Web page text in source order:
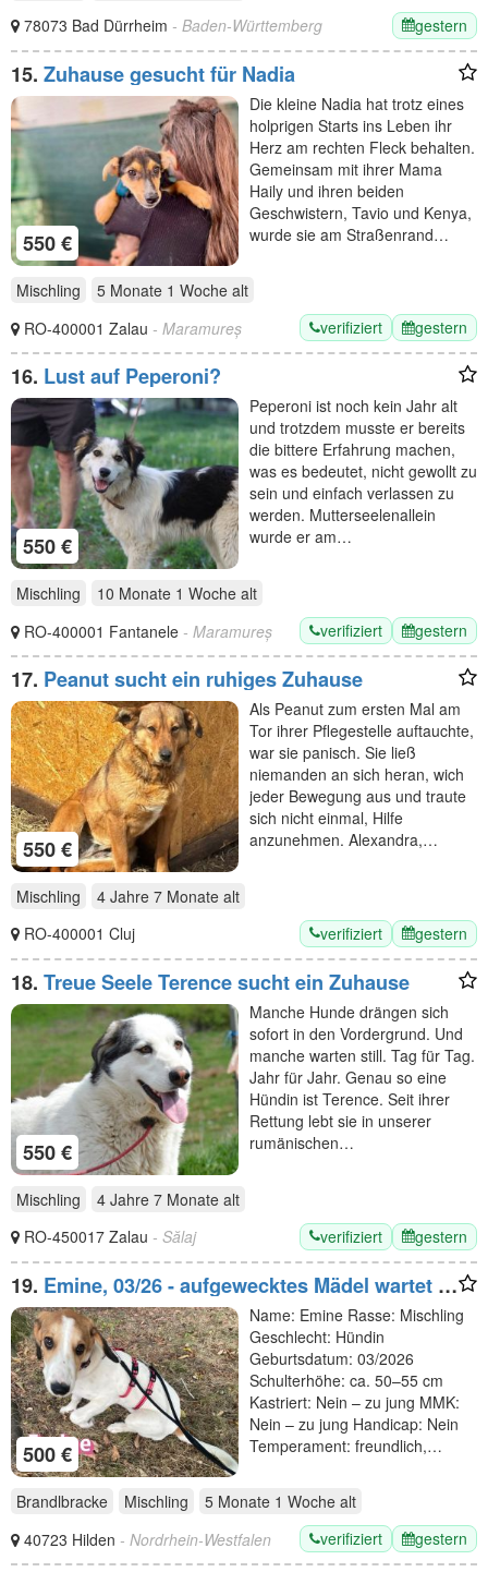
78073 Bad Dürrheim - Baden-Württemberg gestern
15. Zuhause gesucht für Nadia
550 €
Die kleine Nadia hat trotz eines
holprigen Starts ins Leben ihr
Herz am rechten Fleck behalten.
Gemeinsam mit ihrer Mama
Haily und ihren beiden
Geschwistern, Tavio und Kenya,
wurde sie am Straßenrand…
Mischling 5 Monate 1 Woche alt
RO-400001 Zalau - Maramureș verifiziert gestern
16. Lust auf Peperoni?
550 €
Peperoni ist noch kein Jahr alt
und trotzdem musste er bereits
die bittere Erfahrung machen,
was es bedeutet, nicht gewollt zu
sein und einfach verlassen zu
werden. Mutterseelenallein
wurde er am…
Mischling 10 Monate 1 Woche alt
RO-400001 Fantanele - Maramureș verifiziert gestern
17. Peanut sucht ein ruhiges Zuhause
550 €
Als Peanut zum ersten Mal am
Tor ihrer Pflegestelle auftauchte,
war sie panisch. Sie ließ
niemanden an sich heran, wich
jeder Bewegung aus und traute
sich nicht einmal, Hilfe
anzunehmen. Alexandra,…
Mischling 4 Jahre 7 Monate alt
RO-400001 Cluj
verifiziert gestern
18. Treue Seele Terence sucht ein Zuhause
550 €
Manche Hunde drängen sich
sofort in den Vordergrund. Und
manche warten still. Tag für Tag.
Jahr für Jahr. Genau so eine
Hündin ist Terence. Seit ihrer
Rettung lebt sie in unserer
rumänischen…
Mischling 4 Jahre 7 Monate alt
RO-450017 Zalau - Sălaj verifiziert gestern
19. Emine, 03/26 - aufgewecktes Mädel wartet in
40723 Hilden
500 €
Name: Emine Rasse: Mischling
Geschlecht: Hündin
Geburtsdatum: 03/2026
Schulterhöhe: ca. 50–55 cm
Kastriert: Nein – zu jung MMK:
Nein – zu jung Handicap: Nein
Temperament: freundlich,…
Brandlbracke Mischling 5 Monate 1 Woche alt
40723 Hilden - Nordrhein-Westfalen verifiziert gestern